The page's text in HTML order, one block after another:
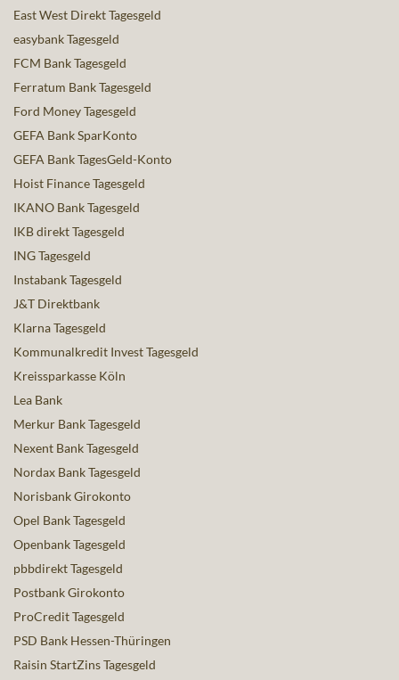
East West Direkt Tagesgeld
easybank Tagesgeld
FCM Bank Tagesgeld
Ferratum Bank Tagesgeld
Ford Money Tagesgeld
GEFA Bank SparKonto
GEFA Bank TagesGeld-Konto
Hoist Finance Tagesgeld
IKANO Bank Tagesgeld
IKB direkt Tagesgeld
ING Tagesgeld
Instabank Tagesgeld
J&T Direktbank
Klarna Tagesgeld
Kommunalkredit Invest Tagesgeld
Kreissparkasse Köln
Lea Bank
Merkur Bank Tagesgeld
Nexent Bank Tagesgeld
Nordax Bank Tagesgeld
Norisbank Girokonto
Opel Bank Tagesgeld
Openbank Tagesgeld
pbbdirekt Tagesgeld
Postbank Girokonto
ProCredit Tagesgeld
PSD Bank Hessen-Thüringen
Raisin StartZins Tagesgeld